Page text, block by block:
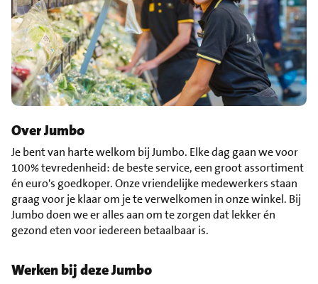
Over Jumbo
Je bent van harte welkom bij Jumbo. Elke dag gaan we voor
100% tevredenheid: de beste service, een groot assortiment
én euro's goedkoper. Onze vriendelijke medewerkers staan
graag voor je klaar om je te verwelkomen in onze winkel. Bij
Jumbo doen we er alles aan om te zorgen dat lekker én
gezond eten voor iedereen betaalbaar is.
Werken bij deze Jumbo